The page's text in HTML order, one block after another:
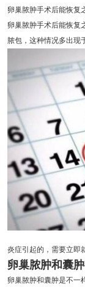
卵巢脓肿手术后能恢复
卵巢脓肿手术后能恢复
脓包，这种情况多出现
炎症引起的，需要立即
卵巢脓肿和囊
卵巢脓肿和囊肿是不一